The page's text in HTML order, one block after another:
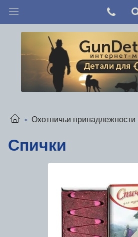
Охотничьи принадлежности
Спички